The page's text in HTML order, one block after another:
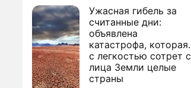
Ужасная гибель за
считанные дни:
объявлена
катастрофа, которая
с легкостью сотрет с
лица Земли целые
страны